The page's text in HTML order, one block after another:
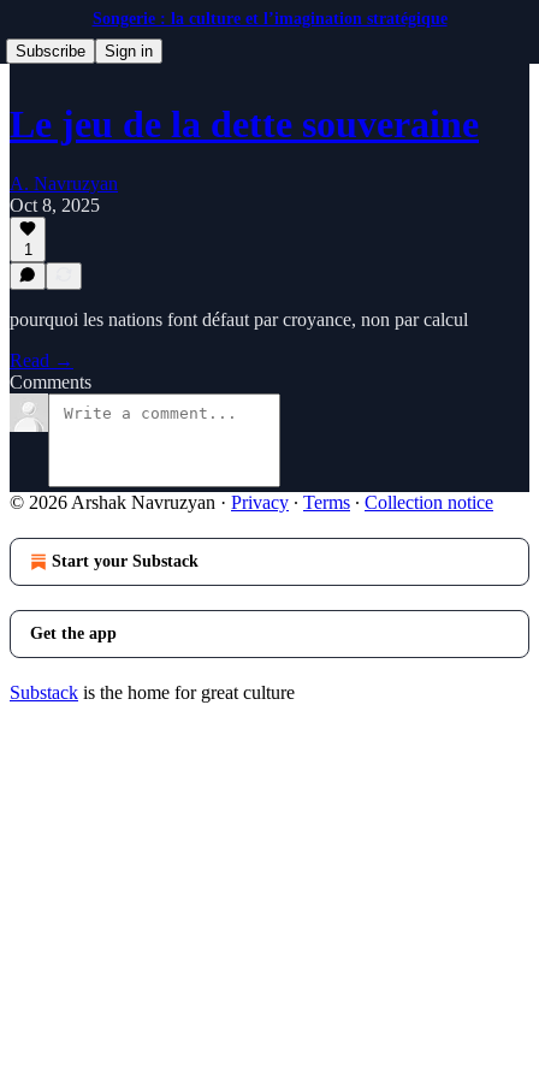
Songerie : la culture et l’imagination stratégique
Subscribe
Sign in
Le jeu de la dette souveraine
A. Navruzyan
Oct 8, 2025
1
pourquoi les nations font défaut par croyance, non par calcul
Read →
Comments
© 2026 Arshak Navruzyan · Privacy ∙ Terms ∙ Collection notice
Start your Substack
Get the app
Substack is the home for great culture